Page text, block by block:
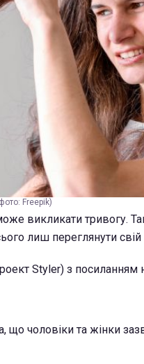
Freepik)
викликати тривогу.
лиш переглянути свій
Styler) з посиланням
що чоловіки та жінки